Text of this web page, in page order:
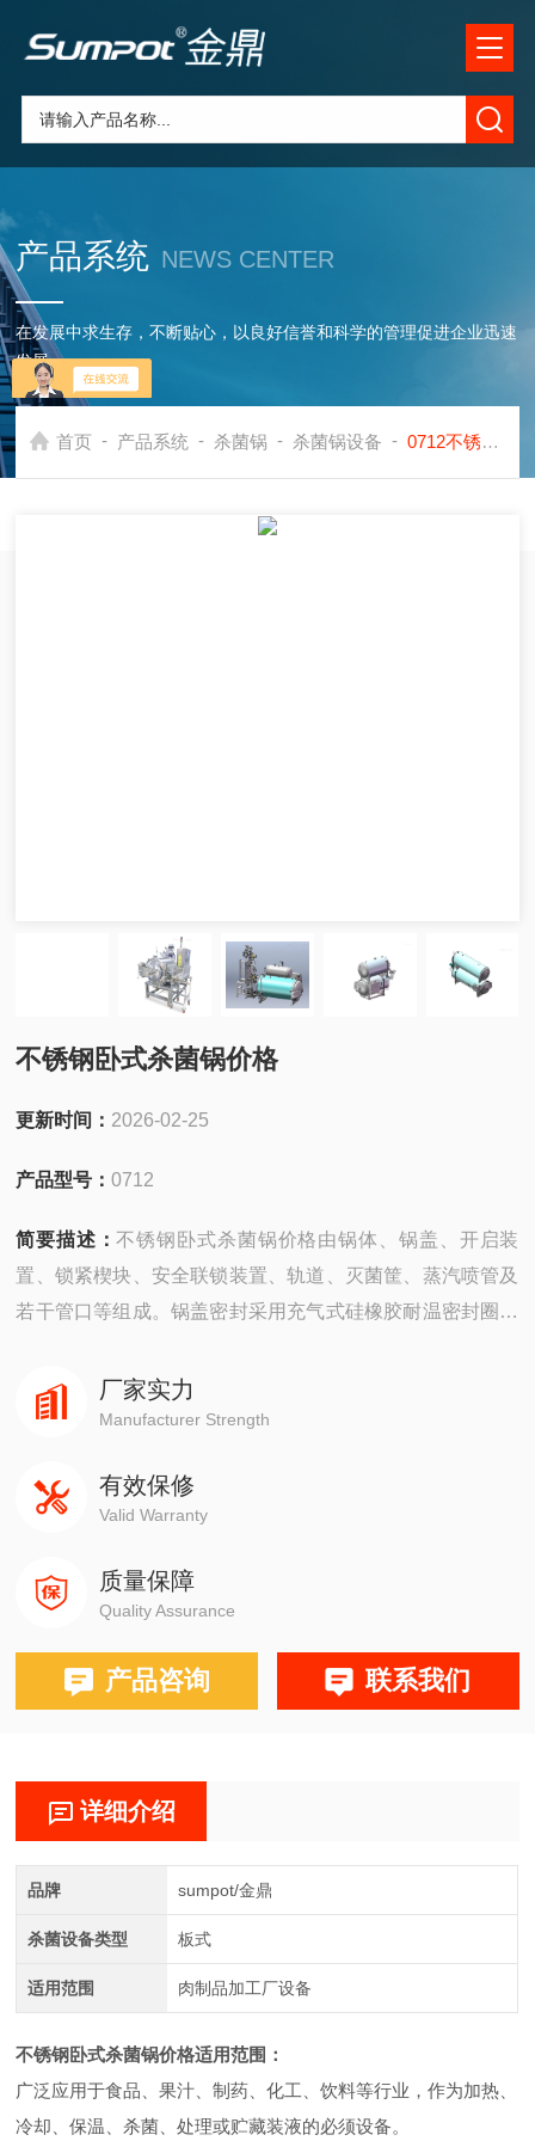
产品系统 NEWS CENTER
在发展中求生存，不断贴心，以良好信誉和科学的管理促进企业迅速
发展
首页 - 产品系统 - 杀菌锅 - 杀菌锅设备 - 0712不锈钢卧式杀菌锅价格
不锈钢卧式杀菌锅价格
更新时间： 2026-02-25
产品型号：0712
简要描述：不锈钢卧式杀菌锅价格由锅体、锅盖、开启装
置、锁紧楔块、安全联锁装置、轨道、灭菌筐、蒸汽喷管及
若干管口等组成。锅盖密封采用充气式硅橡胶耐温密封圈，
厂家实力
Manufacturer Strength
有效保修
Valid Warranty
质量保障
Quality Assurance
产品咨询 联系我们
详细介绍
品牌 sumpot/金鼎
杀菌设备类型 板式
适用范围 肉制品加工厂设备
不锈钢卧式杀菌锅价格适用范围：
广泛应用于食品、果汁、制药、化工、饮料等行业，作为加热、
冷却、保温、杀菌、处理或贮藏装液的必须设备。